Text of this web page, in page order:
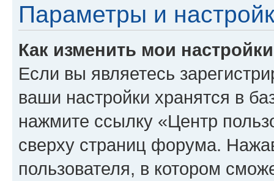
Параметры и
Как изменить мои
Если вы являетесь
ваши настройки хранятся в
нажмите ссылку «Центр
сверху страниц форума.
пользователя, в котором